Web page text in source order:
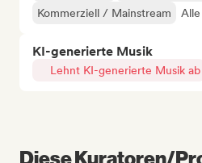
Kommerziell / Mainstream
Alle
KI-generierte Musik
Lehnt KI-generierte Musik ab
Diese Kuratoren/